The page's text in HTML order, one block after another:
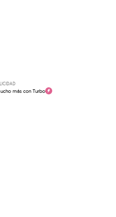
más con Turbo